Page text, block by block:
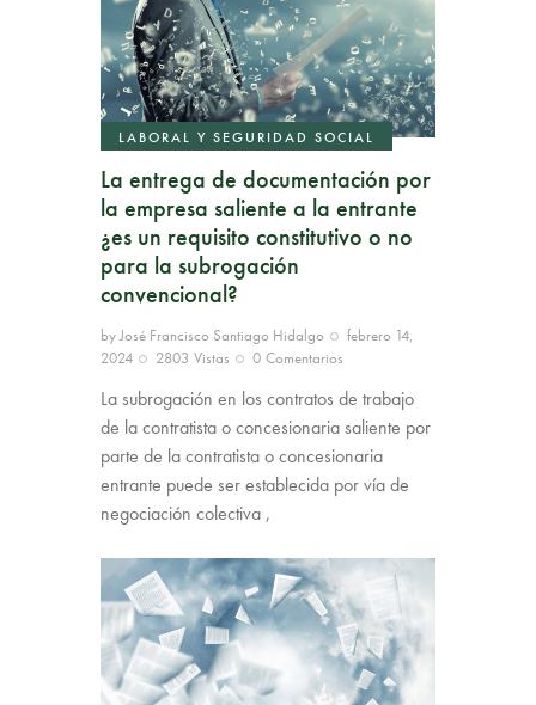
LABORAL Y SEGURIDAD SOCIAL
La entrega de documentación por
la empresa saliente a la entrante
¿es un requisito constitutivo o no
para la subrogación
convencional?
byJosé Francisco Santiago Hidalgo
febrero 14,
2024
2803 Vistas 0 Comentarios
La subrogación en los contratos de trabajo
de la contratista o concesionaria saliente por
parte de la contratista o concesionaria
entrante puede ser establecida por vía de
negociación colectiva ,